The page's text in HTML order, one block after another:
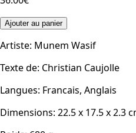
Ajouter au panier
Artiste: Munem Wasif
Texte de: Christian Caujolle
Langues: Francais, Anglais
Dimensions: 22.5 x 17.5 x 2.3